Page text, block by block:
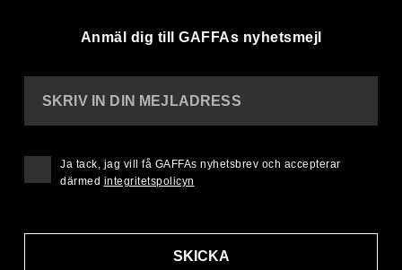
Anmäl dig till GAFFAs nyhetsmejl
SKRIV IN DIN MEJLADRESS
SKICKA
Ja tack, jag vill få GAFFAs nyhetsbrev och accepterar
därmed integritetspolicyn